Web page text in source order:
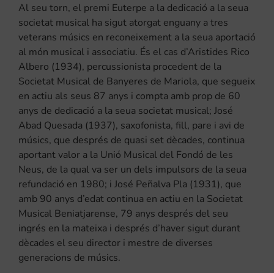
Al seu torn, el premi Euterpe a la dedicació a la seua
societat musical ha sigut atorgat enguany a tres
veterans músics en reconeixement a la seua aportació
al món musical i associatiu. És el cas d’Aristides Rico
Albero (1934), percussionista procedent de la
Societat Musical de Banyeres de Mariola, que segueix
en actiu als seus 87 anys i compta amb prop de 60
anys de dedicació a la seua societat musical; José
Abad Quesada (1937), saxofonista, fill, pare i avi de
músics, que després de quasi set dècades, continua
aportant valor a la Unió Musical del Fondó de les
Neus, de la qual va ser un dels impulsors de la seua
refundació en 1980; i José Peñalva Pla (1931), que
amb 90 anys d’edat continua en actiu en la Societat
Musical Beniatjarense, 79 anys després del seu
ingrés en la mateixa i després d’haver sigut durant
dècades el seu director i mestre de diverses
generacions de músics.